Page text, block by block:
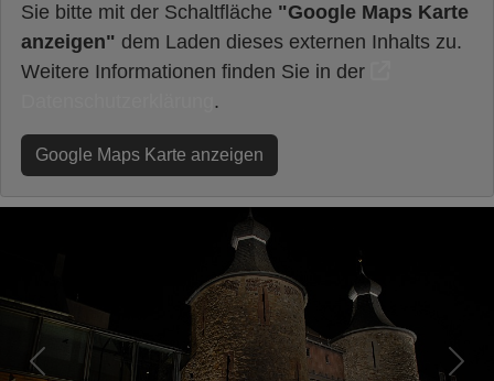
Sie bitte mit der Schaltfläche "Google Maps Karte
anzeigen" dem Laden dieses externen Inhalts zu.
Weitere Informationen finden Sie in der
.
Google Maps Karte anzeigen